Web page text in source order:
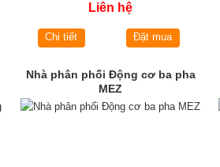
Liên hệ
Chi tiết Đặt mua
Nhà phân phối Động cơ ba pha
MEZ